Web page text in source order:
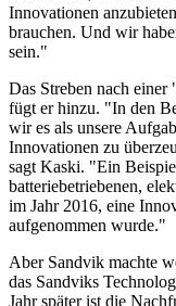
Innovationen
brauchen. Und wir
sein."
Das Streben nach einer
fügt er hinzu. "In den
wir es als unsere
Innovationen zu
sagt Kaski. "Ein
batteriebetriebenen,
im Jahr 2016, eine
aufgenommen wurde."
Aber Sandvik machte
das Sandviks
Jahr später ist die